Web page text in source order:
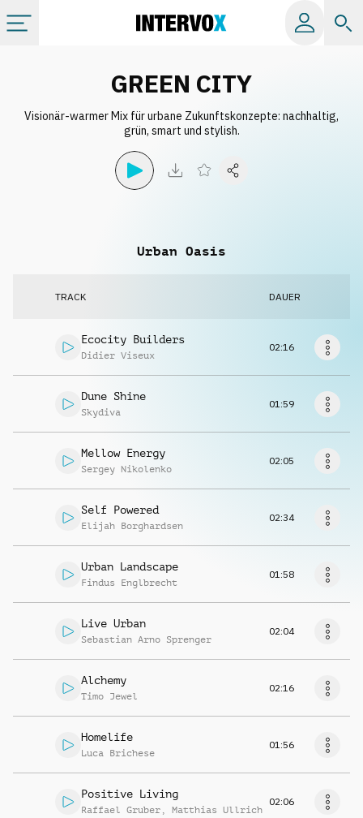
Alle Alben
GREEN CITY
Visionär-warmer Mix für urbane Zukunftskonzepte: nachhaltig,
grün, smart und stylish.
Urban Oasis
TRACK DAUER
Ecocity Builders
Didier Viseux
02:16
Dune Shine
Skydiva
01:59
Mellow Energy
Sergey Nikolenko
02:05
Self Powered
Elijah Borghardsen
02:34
Urban Landscape
Findus Englbrecht
01:58
Live Urban
Sebastian Arno Sprenger
02:04
Alchemy
Timo Jewel
02:16
Homelife
Luca Brichese
01:56
Positive Living
Raffael Gruber , Matthias Ullrich
02:06